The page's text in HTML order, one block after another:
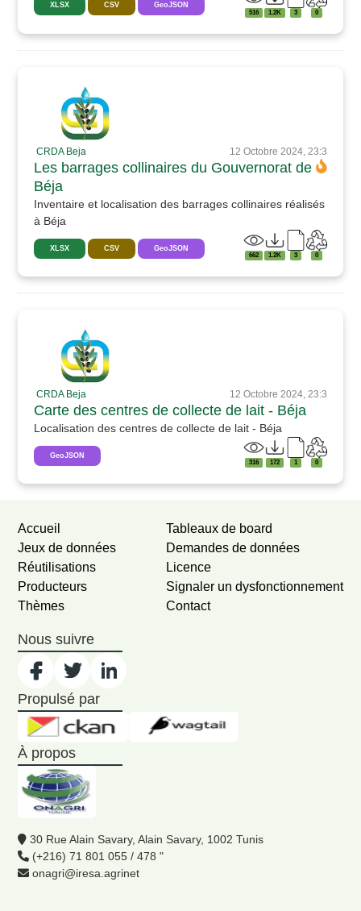
XLSX CSV GeoJSON
516 1.2K 3 0
CRDA Beja 12 Octobre 2024, 23:3
Les barrages collinaires du Gouvernorat de
Béja
Inventaire et localisation des barrages collinaires réalisés
à Béja
XLSX CSV GeoJSON
662 1.2K 3 0
CRDA Beja 12 Octobre 2024, 23:3
Carte des centres de collecte de lait - Béja
Localisation des centres de collecte de lait - Béja
GeoJSON
316 172 1 0
Accueil
Jeux de données
Réutilisations
Producteurs
Thèmes
Tableaux de board
Demandes de données
Licence
Signaler un dysfonctionnement
Contact
Nous suivre
Propulsé par
À propos
30 Rue Alain Savary, Alain Savary, 1002 Tunis
(+216) 71 801 055 / 478 "
onagri@iresa.agrinet